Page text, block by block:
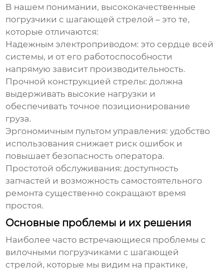
В нашем понимании, высококачественные
погрузчики с шагающей стрелой – это те,
которые отличаются:
Надежным электроприводом: это сердце всей
системы, и от его работоспособности
напрямую зависит производительность.
Прочной конструкцией стрелы: должна
выдерживать высокие нагрузки и
обеспечивать точное позиционирование
груза.
Эргономичным пультом управления: удобство
использования снижает риск ошибок и
повышает безопасность оператора.
Простотой обслуживания: доступность
запчастей и возможность самостоятельного
ремонта существенно сокращают время
простоя.
Основные проблемы и их решения
Наиболее часто встречающиеся проблемы с
вилочными погрузчиками с шагающей
стрелой, которые мы видим на практике,